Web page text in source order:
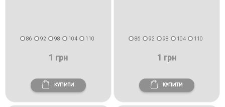
86 92 98 104 110
1 грн
КУПИТИ
86 92 98 104 110
1 грн
КУПИТИ